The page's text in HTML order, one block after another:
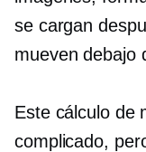
se cargan
mueven debajo
Este cálculo de
complicado,